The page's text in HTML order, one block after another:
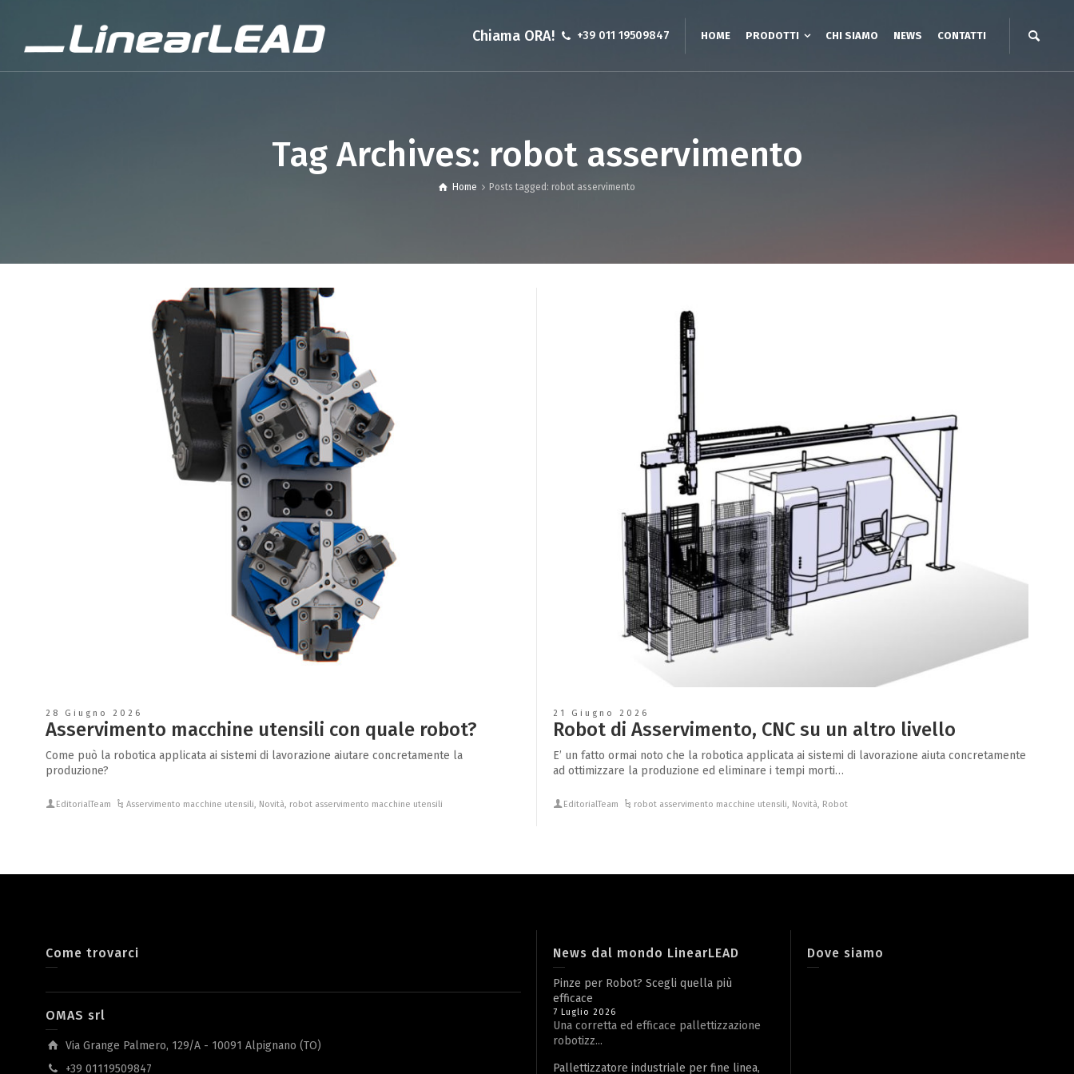
Chiama ORA! +39 011 19509847 HOME PRODOTTI
Robot lineari a 2 assi Gantry Robot Cartesiani a Portale YZ
CHI SIAMO NEWS CONTATTI
Tag Archives: robot asservimento
Home Posts tagged: robot asservimento
28 Giugno 2026
Asservimento macchine utensili con quale robot?
Come può la robotica applicata ai sistemi di lavorazione aiutare concretamente la
produzione?
EditorialTeam Asservimento macchine utensili, Novità, robot asservimento macchine utensili
21 Giugno 2026
Robot di Asservimento, CNC su un altro livello
E’ un fatto ormai noto che la robotica applicata ai sistemi di lavorazione aiuta concretamente
ad ottimizzare la produzione ed eliminare i tempi morti…
EditorialTeam robot asservimento macchine utensili, Novità, Robot
Come trovarci
OMAS srl
Via Grange Palmero, 129/A - 10091 Alpignano (TO)
+39 01119509847
News dal mondo LinearLEAD
Pinze per Robot? Scegli quella più
efficace
7 Luglio 2026
Una corretta ed efficace pallettizzazione
robotizz...
Pallettizzatore industriale per fine linea,
Dove siamo